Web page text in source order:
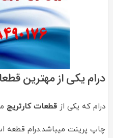
درام یکی از مهترین
درام که یکی از قطعات کارتریج
چاپ پرینت میباشد.درام قطعه